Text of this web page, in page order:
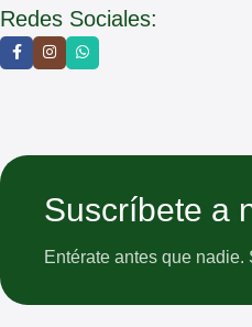
Redes Sociales:
Suscríbete a
Entérate antes que